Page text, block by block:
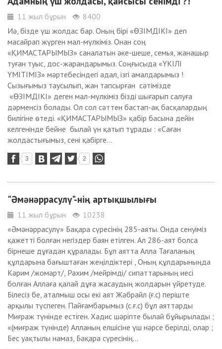
11 жыл бұрын
8400
Иә, бізде үш жолдас бар. Оның бірі «ӨЗІМДІКІ» деп
масайрап жүрген мал-мүлкіміз. Онан соң
«ҚИМАСТАРЫМЫЗ» саналатын әке-шеше, семья, жанашыр
туған туыс, дос-жарандарымыз. Соңғысыда «ҮКІЛІ
ҮМІТІМІЗ» мәртебесіндегі адал, ізгі амалдарымыз !
Сызығымыз таусылып, жан тапсырған сәтімізде
«ӨЗІМДІКІ» деген мал-мүлкіміз бізді шығарып салуға
дәрменсіз болады. Ол сол сәттен бастап-ақ басқалардың
билігіне өтеді. «ҚИМАСТАРЫМЫЗ» қабір басына дейін
келгенінде бейне былай үн қатып тұрады : «Саған
жолдастығымыз, сені қабірге...
3 2
"Әмәнәррасулү"-нің артықшылығы
11 жыл бұрын
10238
«Әмәнәррасулү» Бақара сүресінің 285-аяты. Онда сенуіміз
қажетті болған негіздер баян етілген. Ал 286-аят болса
бірнеше дұғадан құралады. Бұл аятта Алла Тағаланың
құлдарына бағыштаған жеңілдіктері , Оның құлдарыныңда
Кәрим /жомарт/, Рахим /мейрімді/ сипаттарының иесі
болған Аллаға қалай дұға жасаудың жолдарын үйретуде.
Білесіз бе, аталмыш осы екі аят Жәбрайл (ғ.с) періште
арқылы түспеген. Пайғамбарымыз (с.ғ.с) бұл аяттарды
Миғраж түнінде естіген. Хадис шәріпте былай бұйырылады ;
«(миғраж түнінде) Алланың елшісіне үш нәрсе берілді, олар ;
Бес уақтылы намаз, Бақара сүресінің...